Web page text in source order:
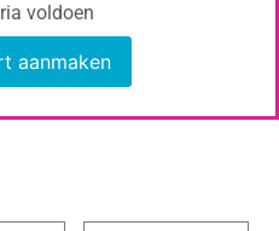
voldoen
aanmaken